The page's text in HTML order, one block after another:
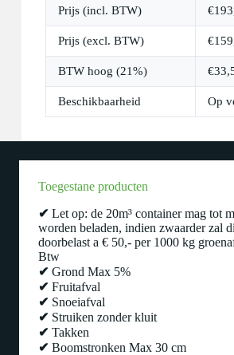
Prijs (incl. BTW) €
Prijs (excl. BTW) €
BTW hoog (21%) €
Beschikbaarheid Op
Toegestane producten
✔ Let op: de 20m³ container mag tot
worden beladen, indien zwaarder zal
doorbelast a € 50,- per 1000 kg
Btw
✔ Grond Max 5%
✔ Fruitafval
✔ Snoeiafval
✔ Struiken zonder kluit
✔ Takken
✔ Boomstronken Max 30 cm